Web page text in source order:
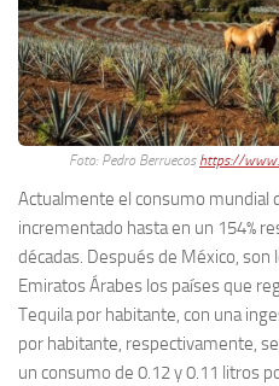
Foto: Pedro Berruecos https://
Actualmente el consumo mundial
incrementado hasta en un 154%
décadas. Después de México, son
Emiratos Árabes los países que
Tequila por habitante, con una
por habitante, respectivamente,
un consumo de 0.12 y 0.11 litros